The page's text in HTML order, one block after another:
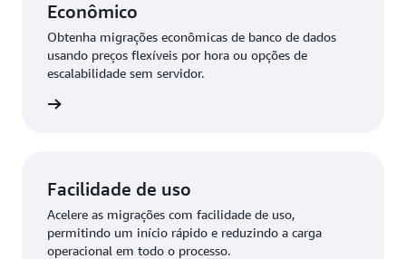
Econômico
Obtenha migrações econômicas de banco de dados
usando preços flexíveis por hora ou opções de
escalabilidade sem servidor.
Facilidade de uso
Acelere as migrações com facilidade de uso,
permitindo um início rápido e reduzindo a carga
operacional em todo o processo.